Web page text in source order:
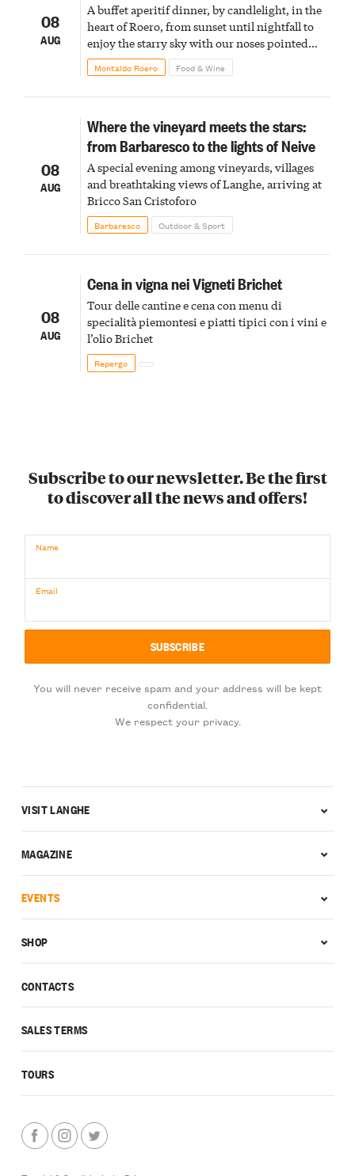
08
AUG
A buffet aperitif dinner, by candlelight, in the
heart of Roero, from sunset until nightfall to
enjoy the starry sky with our noses pointed
upward
Montaldo Roero Food & Wine
08
AUG
Where the vineyard meets the stars:
from Barbaresco to the lights of Neive
A special evening among vineyards, villages
and breathtaking views of Langhe, arriving at
Bricco San Cristoforo
Barbaresco Outdoor & Sport
08
AUG
Cena in vigna nei Vigneti Brichet
Tour delle cantine e cena con menu di
specialità piemontesi e piatti tipici con i vini e
l’olio Brichet
Repergo
Subscribe to our newsletter. Be the first
to discover all the news and offers!
Name
Email
You will never receive spam and your address will be kept
confidential.
We respect your privacy.
CONTACTS
SALES TERMS
TOURS
VISIT LANGHE
MAGAZINE
EVENTS
SHOP